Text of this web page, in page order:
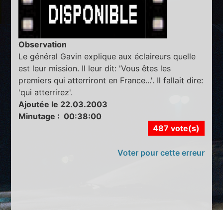
Observation
Le général Gavin explique aux éclaireurs quelle
est leur mission. Il leur dit: 'Vous êtes les
premiers qui atterriront en France...'. Il fallait dire:
'qui atterrirez'.
Ajoutée le 22.03.2003
Minutage : 00:38:00
487 vote(s)
Voter pour cette erreur